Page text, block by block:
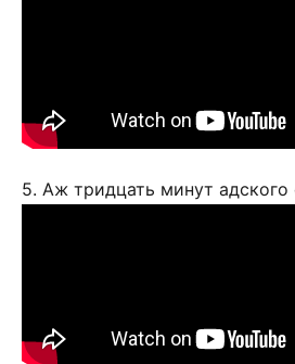
5. Аж тридцать минут адского